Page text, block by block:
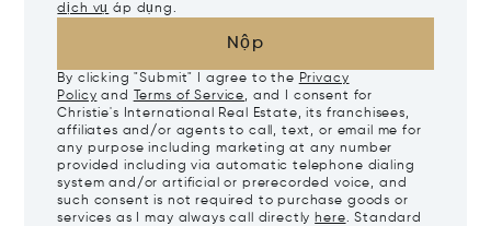
dịch vụ áp dụng.
Nộp
By clicking "Submit" I agree to the Privacy
Policy and Terms of Service, and I consent for
Christie's International Real Estate, its franchisees,
affiliates and/or agents to call, text, or email me for
any purpose including marketing at any number
provided including via automatic telephone dialing
system and/or artificial or prerecorded voice, and
such consent is not required to purchase goods or
services as I may always call directly here. Standard